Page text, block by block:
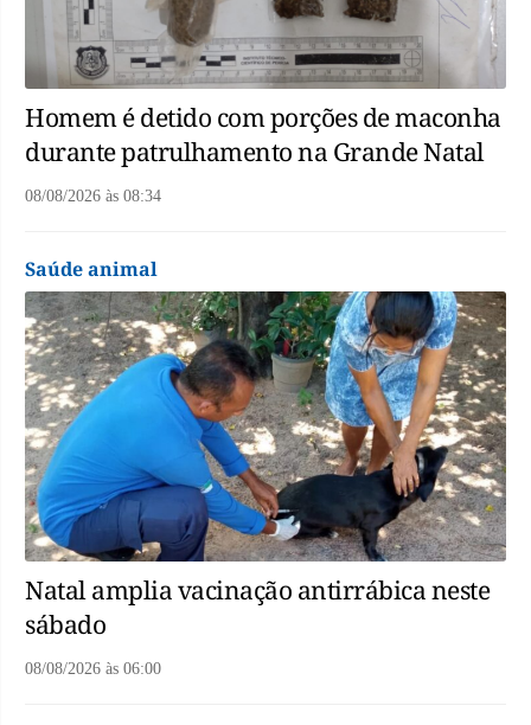
Homem é detido com porções de maconha
durante patrulhamento na Grande Natal
08/08/2026 às 08:34
Saúde animal
Natal amplia vacinação antirrábica neste
sábado
08/08/2026 às 06:00